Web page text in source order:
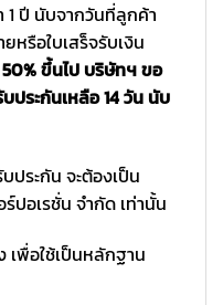
1 ปี นับจากวันที่ลูกค้า
หรือใบเสร็จรับเงิน
ขึ้นไป บริษัทฯ ขอ
ประกันเหลือ 14 วัน นับ
ประกัน จะต้องเป็น
ปอเรชั่น จำกัด เท่านั้น
เพื่อใช้เป็นหลักฐาน